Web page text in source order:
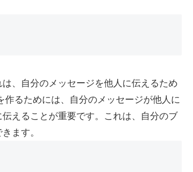
、自分のメッセージを他人に伝えるため
るためには、自分のメッセージが他人に
えることが重要です。これは、自分のブ
ます。